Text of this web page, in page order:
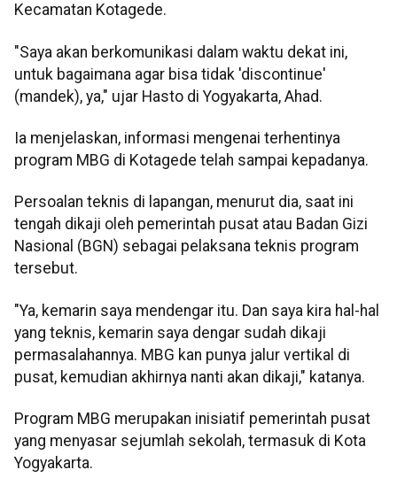
Kecamatan Kotagede.
"Saya akan berkomunikasi dalam waktu dekat ini,
untuk bagaimana agar bisa tidak 'discontinue'
(mandek), ya," ujar Hasto di Yogyakarta, Ahad.
Ia menjelaskan, informasi mengenai terhentinya
program MBG di Kotagede telah sampai kepadanya.
Persoalan teknis di lapangan, menurut dia, saat ini
tengah dikaji oleh pemerintah pusat atau Badan Gizi
Nasional (BGN) sebagai pelaksana teknis program
tersebut.
"Ya, kemarin saya mendengar itu. Dan saya kira hal-hal
yang teknis, kemarin saya dengar sudah dikaji
permasalahannya. MBG kan punya jalur vertikal di
pusat, kemudian akhirnya nanti akan dikaji," katanya.
Program MBG merupakan inisiatif pemerintah pusat
yang menyasar sejumlah sekolah, termasuk di Kota
Yogyakarta.